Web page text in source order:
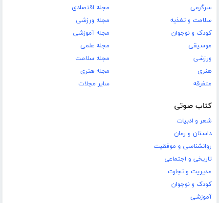
سرگرمی
سلامت و تغذیه
کودک و نوجوان
موسیقی
ورزشی
هنری
متفرقه
مجله اقتصادی
مجله ورزشی
مجله آموزشی
مجله علمی
مجله سلامت
مجله هنری
سایر مجلات
کتاب صوتی
شعر و ادبیات
داستان و رمان
روانشناسی و موفقیت
تاریخی و اجتماعی
مدیریت و تجارت
کودک و نوجوان
آموزشی